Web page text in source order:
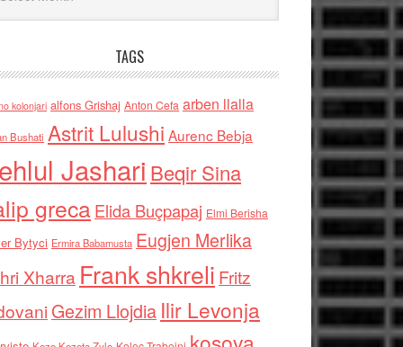
TAGS
kolonjari alfons Grishaj Anton Cefa arben llalla
Bushati Astrit Lulushi Aurenc Bebja
Jashari Beqir Sina
grecaElida Buçpapaj Elmi Berisha
Bytyci Ermira Babamusta Eugjen Merlika
Xharra Frank shkreli Fritz
Gezim Llojdia Ilir Levonja